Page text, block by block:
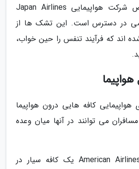
تشک های مخصوص شرکت هواپیمایی Japan Airlines
در دسترس است. این تشک ها از
اند که فرآیند تنفس را حین خواب،
کافه هایی درون هواپیما
می توانند در آنها میان وعده
شرکت هواپیمایی American Airlines یک کافه سیار در